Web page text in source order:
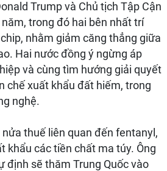
Trump và Chủ tịch Tập Cận
trong đó hai bên nhất trí
nhằm giảm căng thẳng giữa
Hai nước đồng ý ngừng áp
và cùng tìm hướng giải quyết
chế xuất khẩu đất hiếm, trong
nghệ.
thuế liên quan đến fentanyl,
khẩu các tiền chất ma túy. Ông
định sẽ thăm Trung Quốc vào